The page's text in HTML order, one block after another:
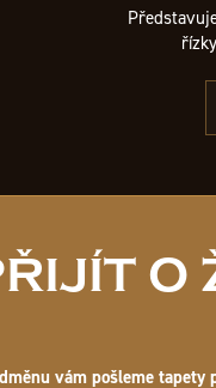
O
vám pošleme tapety